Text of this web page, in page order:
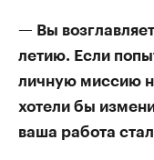
— Вы
летию. Если
личную миссию
хотели бы
ваша работа